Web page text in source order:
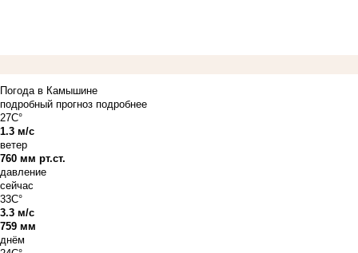
Погода в Камышине
подробный прогноз подробнее
27C°
1.3 м/с
ветер
760 мм рт.ст.
давление
сейчас
33C°
3.3 м/с
759 мм
днём